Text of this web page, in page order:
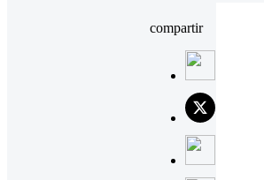
compartir